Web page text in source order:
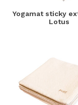
Yogamat sticky
Lotus